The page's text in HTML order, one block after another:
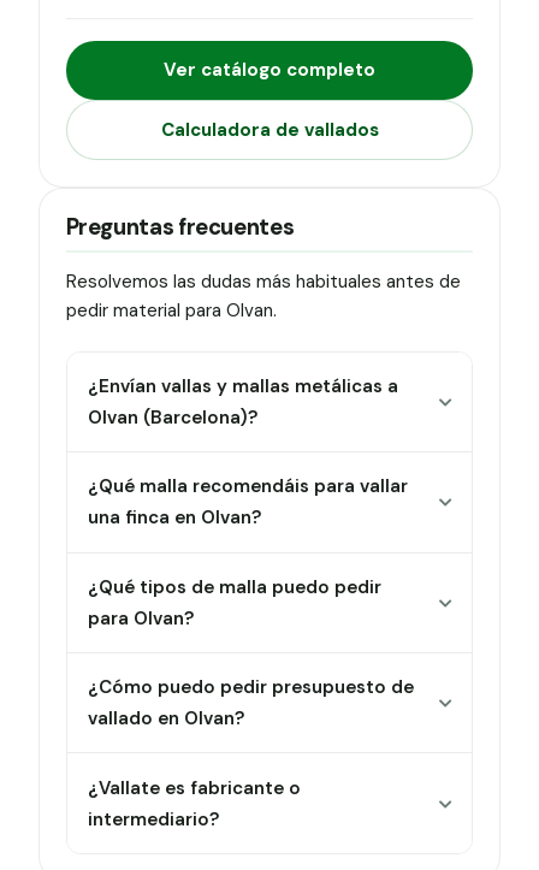
Ver catálogo completo
Calculadora de vallados
Preguntas frecuentes
Resolvemos las dudas más habituales antes de
pedir material para Olvan.
¿Envían vallas y mallas metálicas a
Olvan (Barcelona)?
¿Qué malla recomendáis para vallar
una finca en Olvan?
¿Qué tipos de malla puedo pedir
para Olvan?
¿Cómo puedo pedir presupuesto de
vallado en Olvan?
¿Vallate es fabricante o
intermediario?